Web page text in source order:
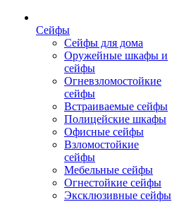
Сейфы
Сейфы для дома
Оружейные шкафы и
сейфы
Огневзломостойкие
сейфы
Встраиваемые сейфы
Полицейские шкафы
Офисные сейфы
Взломостойкие
сейфы
Мебельные сейфы
Огнестойкие сейфы
Эксклюзивные сейфы